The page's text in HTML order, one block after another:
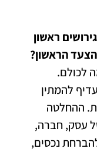
ראשון
הראשון?
לכולם.
להמתין
ההחלטה
עסק, חברה,
נכסים,